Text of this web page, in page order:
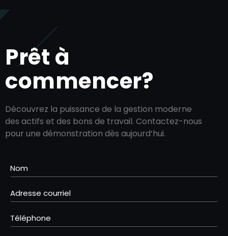
Prêt à
commencer?
Découvrez la puissance de la gestion moderne
des actifs et des bons de travail. Contactez-nous
pour une démonstration dès aujourd’hui.